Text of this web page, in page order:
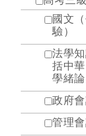
國文
驗）
法學
括中
學緒論
政府
管理